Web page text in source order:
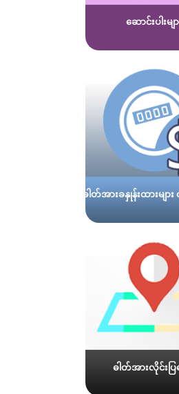
ဆောင်းပါးမျ
ဓါတ်အားခနှုန်းထားမျာ
ဓါတ်အားလိုင်းပြ